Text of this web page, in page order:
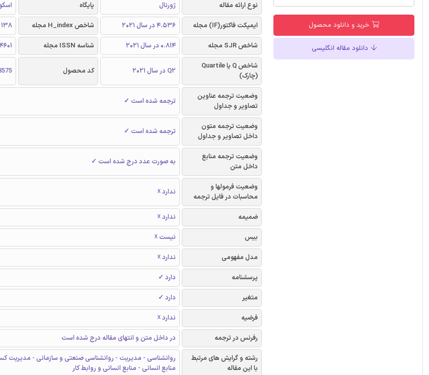
خرید و دانلود محصول
دانلود مقاله انگلیسی
نوع ارائه مقاله
ژورنال پایگاه
ایمپکت فاکتور(IF) مجله
4.536 در سال 2021 شاخص H_index مجله
138 در سال 2022
شاخص SJR مجله
0.814 در سال 2021 شناسه ISSN مجله
شاخص Q یا Quartile
(چارک)
Q2 در سال 2021 کد محصول
وضعیت ترجمه عناوین
تصاویر و جداول
ترجمه شده است ✓
وضعیت ترجمه متون
داخل تصاویر و جداول
ترجمه شده است ✓
وضعیت ترجمه منابع
داخل متن
به صورت عدد درج شده است ✓
وضعیت فرمولها و
محاسبات در فایل ترجمه
ندارد ☓
ضمیمه
ندارد ☓
بیس
نیست ☓
مدل مفهومی
ندارد ☓
پرسشنامه
دارد ✓
متغیر
دارد ✓
فرضیه
ندارد ☓
رفرنس در ترجمه
در داخل متن و انتهای مقاله درج شده است
رشته و گرایش های مرتبط
با این مقاله
روانشناسی - مدیریت - روانشناسی صنعتی و سازمانی - مدیریت
منابع انسانی - منابع انسانی و روابط کار